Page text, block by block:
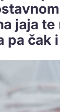
jaja
pa čak